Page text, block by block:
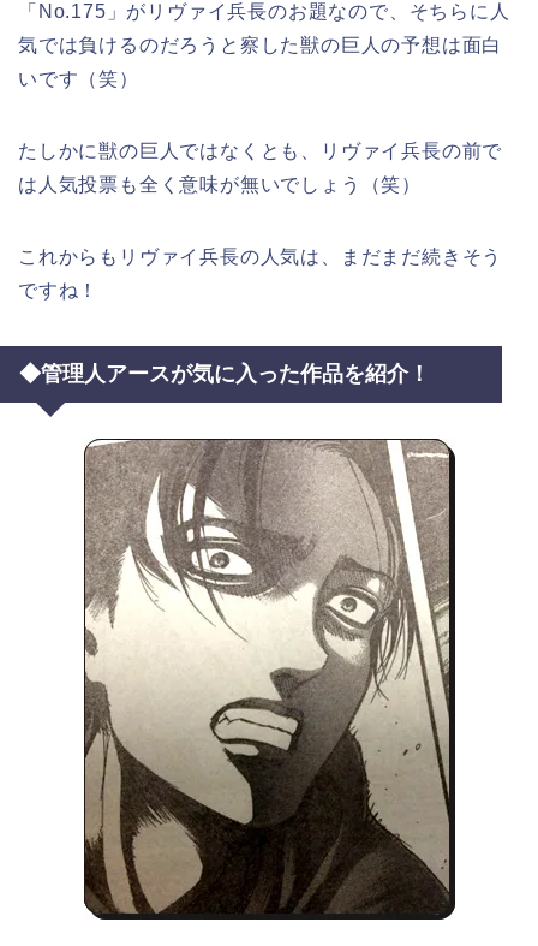
「No.175」がリヴァイ兵長のお題なので、そちらに人
気では負けるのだろうと察した獣の巨人の予想は面白
いです（笑）
たしかに獣の巨人ではなくとも、リヴァイ兵長の前で
は人気投票も全く意味が無いでしょう（笑）
これからもリヴァイ兵長の人気は、まだまだ続きそう
ですね！
◆管理人アースが気に入った作品を紹介！